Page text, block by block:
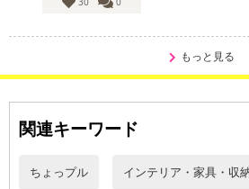
もっと見る
関連キーワード
ちょっプル インテリア・家具・収